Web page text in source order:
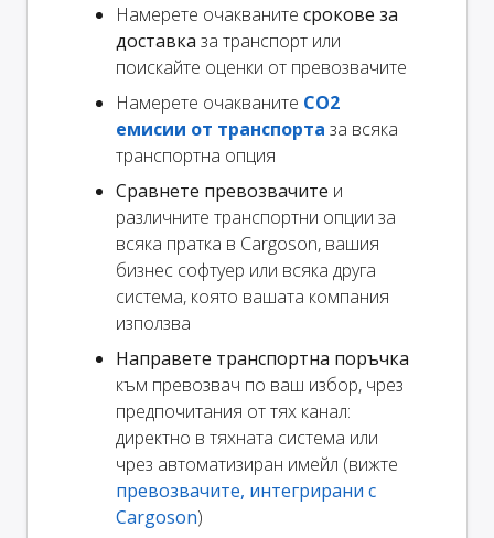
Намерете очакваните срокове за
доставка за транспорт или
поискайте оценки от превозвачите
Намерете очакваните CO2
емисии от транспорта за всяка
транспортна опция
Сравнете превозвачите и
различните транспортни опции за
всяка пратка в Cargoson, вашия
бизнес софтуер или всяка друга
система, която вашата компания
използва
Направете транспортна поръчка
към превозвач по ваш избор, чрез
предпочитания от тях канал:
директно в тяхната система или
чрез автоматизиран имейл (вижте
превозвачите, интегрирани с
Cargoson)